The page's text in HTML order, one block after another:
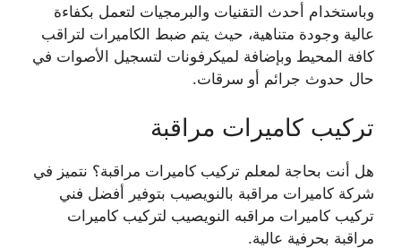
وباستخدام أحدث التقنيات والبرمجيات لتعمل بكفاءة
عالية وجودة متناهية، حيث يتم ضبط الكاميرات لتراقب
كافة المحيط وبإضافة لميكرفونات لتسجيل الأصوات في
حال حدوث جرائم أو سرقات.
تركيب كاميرات مراقبة
هل أنت بحاجة لمعلم تركيب كاميرات مراقبة؟ نتميز في
شركة كاميرات مراقبة بالنويصيب بتوفير أفضل فني
تركيب كاميرات مراقبه النويصيب لتركيب كاميرات
مراقبة بحرفية عالية.